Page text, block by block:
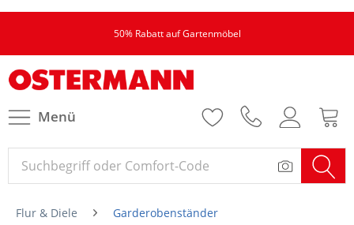
50% Rabatt auf Gartenmöbel
Menü
Flur & Diele Garderobenständer